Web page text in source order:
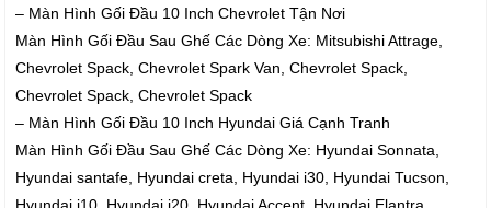
– Màn Hình Gối Đầu 10 Inch Chevrolet Tận Nơi
Màn Hình Gối Đầu Sau Ghế Các Dòng Xe: Mitsubishi Attrage,
Chevrolet Spack, Chevrolet Spark Van, Chevrolet Spack,
Chevrolet Spack, Chevrolet Spack
– Màn Hình Gối Đầu 10 Inch Hyundai Giá Cạnh Tranh
Màn Hình Gối Đầu Sau Ghế Các Dòng Xe: Hyundai Sonnata,
Hyundai santafe, Hyundai creta, Hyundai i30, Hyundai Tucson,